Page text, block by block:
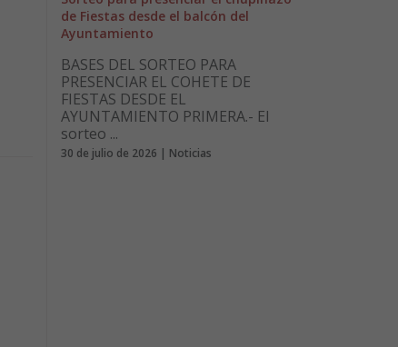
de Fiestas desde el balcón del
Ayuntamiento
BASES DEL SORTEO PARA
PRESENCIAR EL COHETE DE
FIESTAS DESDE EL
AYUNTAMIENTO PRIMERA.- El
sorteo ...
30 de julio de 2026 | Noticias